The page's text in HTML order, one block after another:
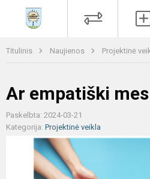
Titulinis Naujienos Projektinė
Ar empatiški
Paskelbta: 2024-03-21
Kategorija: Projektinė veikla